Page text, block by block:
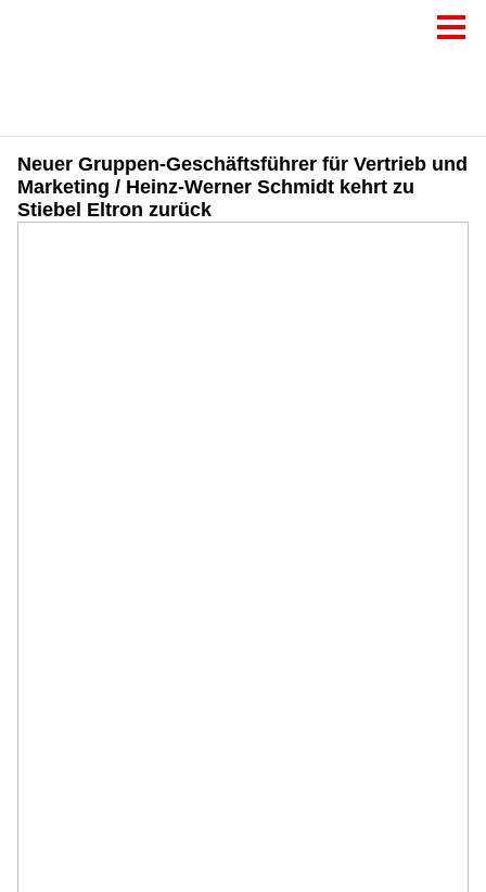
Neuer Gruppen-Geschäftsführer für Vertrieb und
Marketing / Heinz-Werner Schmidt kehrt zu
Stiebel Eltron zurück